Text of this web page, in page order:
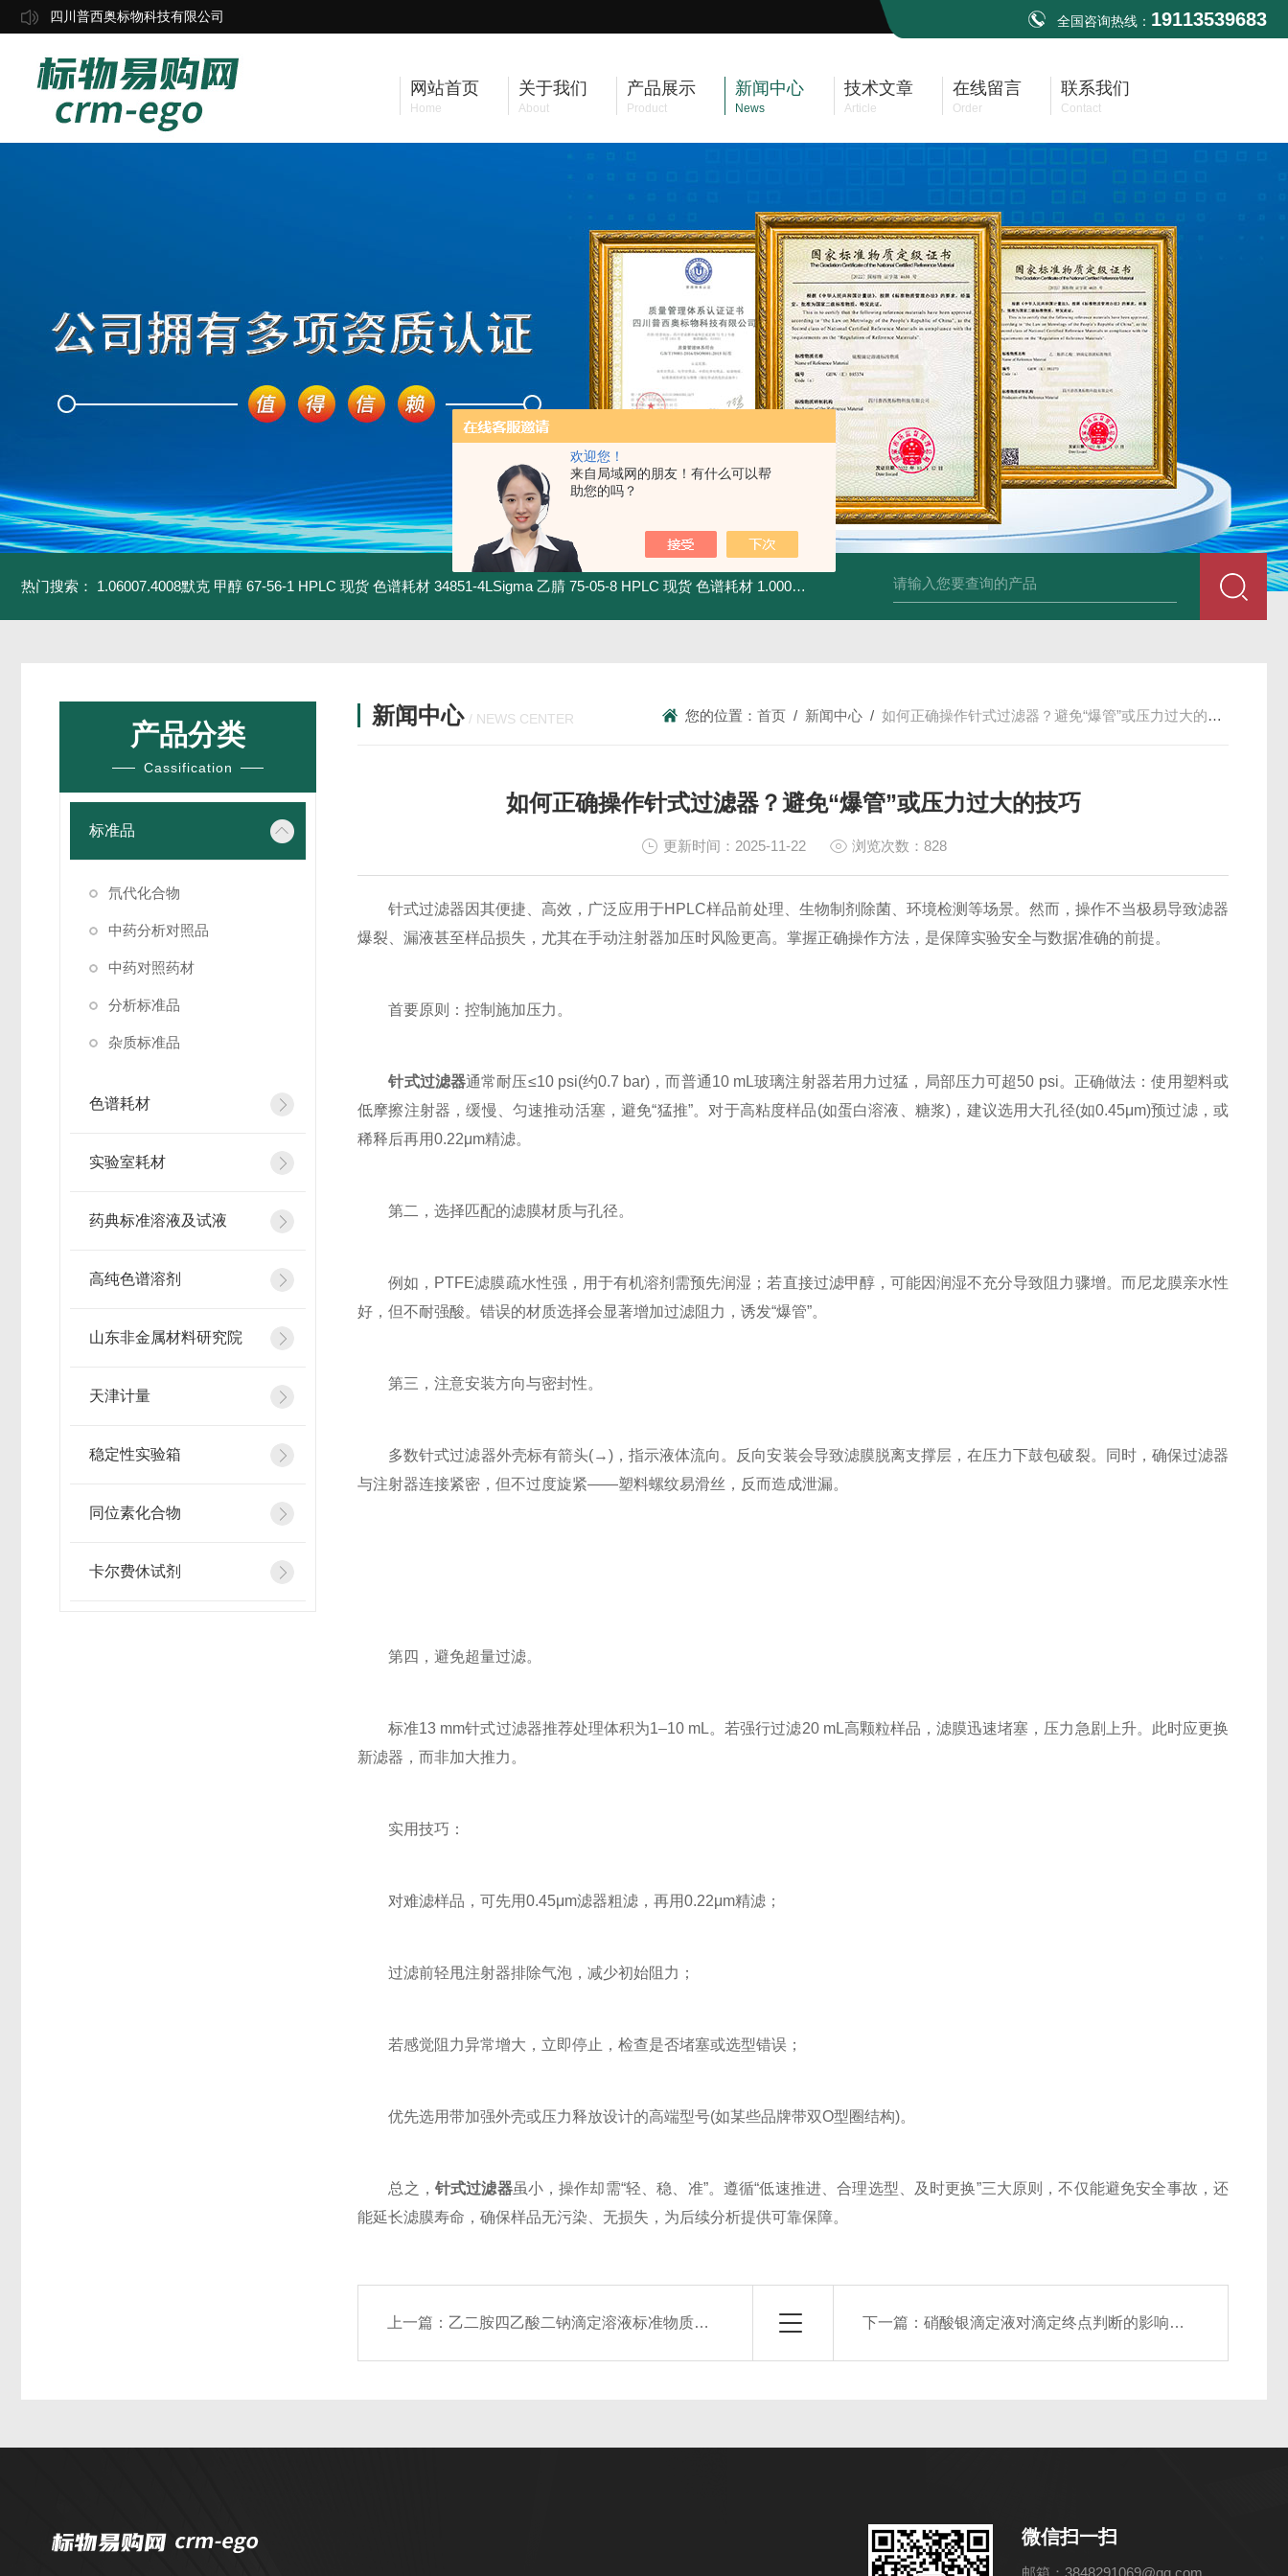
欢迎您！
来自局域网的朋友！有什么可以帮
助您的吗？
四川普西奥标物科技有限公司 全国咨询热线： 19113539683
网站首页
Home
关于我们
About
产品展示
Product
新闻中心
News
技术文章
Article
在线留言
Order
联系我们
Contact
热门搜索： 1.06007.4008默克 甲醇 67-56-1 HPLC 现货 色谱耗材 34851-4LSigma 乙腈 75-05-8 HPLC 现货 色谱耗材 1.00030.4008默克 乙腈 75-05-8 HPLC 现货 色谱耗材 34860-4L-Rsigma 甲醇 67-
产品分类
Cassification
标准品
氘代化合物
中药分析对照品
中药对照药材
分析标准品
杂质标准品
色谱耗材
实验室耗材
药典标准溶液及试液
高纯色谱溶剂
山东非金属材料研究院
天津计量
稳定性实验箱
同位素化合物
卡尔费休试剂
新闻中心 / NEWS CENTER 您的位置：首页 / 新闻中心 /如何正确操作针式过滤器？避免“爆管”或压力过大的技巧
如何正确操作针式过滤器？避免“爆管”或压力过大的技巧
更新时间：2025-11-22 浏览次数：828
针式过滤器因其便捷、高效，广泛应用于HPLC样品前处理、生物制剂除菌、环境检测等场景。然而，操作不当极易导致滤器
爆裂、漏液甚至样品损失，尤其在手动注射器加压时风险更高。掌握正确操作方法，是保障实验安全与数据准确的前提。
首要原则：控制施加压力。
针式过滤器通常耐压≤10 psi(约0.7 bar)，而普通10 mL玻璃注射器若用力过猛，局部压力可超50 psi。正确做法：使用塑料或
低摩擦注射器，缓慢、匀速推动活塞，避免“猛推”。对于高粘度样品(如蛋白溶液、糖浆)，建议选用大孔径(如0.45μm)预过滤，或
稀释后再用0.22μm精滤。
第二，选择匹配的滤膜材质与孔径。
例如，PTFE滤膜疏水性强，用于有机溶剂需预先润湿；若直接过滤甲醇，可能因润湿不充分导致阻力骤增。而尼龙膜亲水性
好，但不耐强酸。错误的材质选择会显著增加过滤阻力，诱发“爆管”。
第三，注意安装方向与密封性。
多数针式过滤器外壳标有箭头(→)，指示液体流向。反向安装会导致滤膜脱离支撑层，在压力下鼓包破裂。同时，确保过滤器
与注射器连接紧密，但不过度旋紧——塑料螺纹易滑丝，反而造成泄漏。
第四，避免超量过滤。
标准13 mm针式过滤器推荐处理体积为1–10 mL。若强行过滤20 mL高颗粒样品，滤膜迅速堵塞，压力急剧上升。此时应更换
新滤器，而非加大推力。
实用技巧：
对难滤样品，可先用0.45μm滤器粗滤，再用0.22μm精滤；
过滤前轻甩注射器排除气泡，减少初始阻力；
若感觉阻力异常增大，立即停止，检查是否堵塞或选型错误；
优先选用带加强外壳或压力释放设计的高端型号(如某些品牌带双O型圈结构)。
总之， 针式过滤器虽小，操作却需“轻、稳、准”。遵循“低速推进、合理选型、及时更换”三大原则，不仅能避免安全事故，还
能延长滤膜寿命，确保样品无污染、无损失，为后续分析提供可靠保障。
上一篇： 乙二胺四乙酸二钠滴定溶液标准物质的定值原理与溯源体系 下一篇： 硝酸银滴定液对滴定终点判断的影响因素及优化策略
微信扫一扫
邮箱：3848291069@qq.com